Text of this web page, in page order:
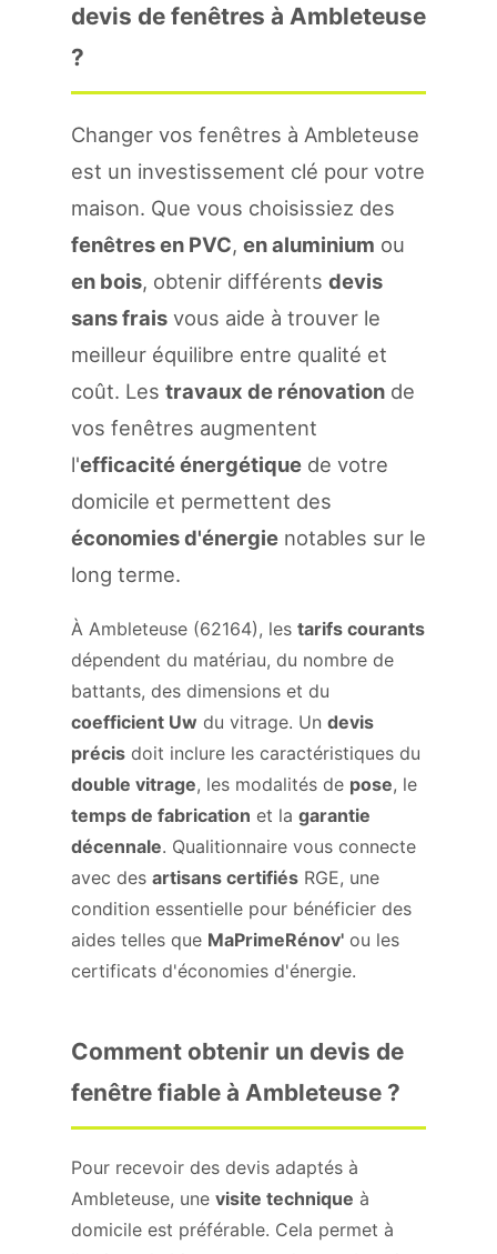
devis de fenêtres à Ambleteuse
?
Changer vos fenêtres à Ambleteuse
est un investissement clé pour votre
maison. Que vous choisissiez des
fenêtres en PVC, en aluminium ou
en bois, obtenir différents devis
sans frais vous aide à trouver le
meilleur équilibre entre qualité et
coût. Les travaux de rénovation de
vos fenêtres augmentent
l'efficacité énergétique de votre
domicile et permettent des
économies d'énergie notables sur le
long terme.
À Ambleteuse (62164), les tarifs courants
dépendent du matériau, du nombre de
battants, des dimensions et du
coefficient Uw du vitrage. Un devis
précis doit inclure les caractéristiques du
double vitrage, les modalités de pose, le
temps de fabrication et la garantie
décennale. Qualitionnaire vous connecte
avec des artisans certifiés RGE, une
condition essentielle pour bénéficier des
aides telles que MaPrimeRénov' ou les
certificats d'économies d'énergie.
Comment obtenir un devis de
fenêtre fiable à Ambleteuse ?
Pour recevoir des devis adaptés à
Ambleteuse, une visite technique à
domicile est préférable. Cela permet à